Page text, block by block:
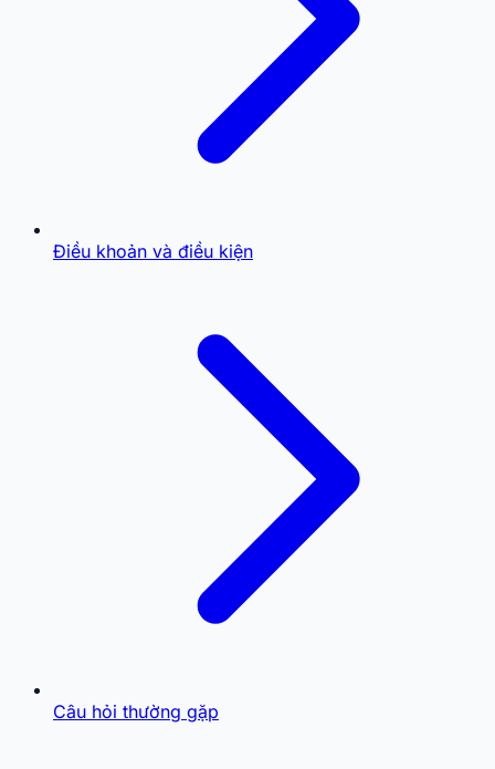
Điều khoản và điều kiện
Câu hỏi thường gặp